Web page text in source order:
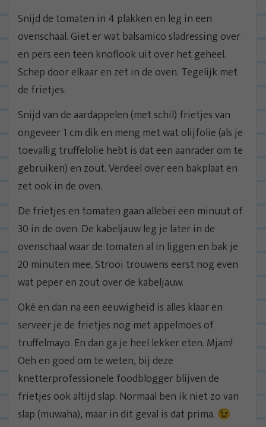
Snijd de tomaten in 4 plakken en leg in een
ovenschaal. Giet er wat balsamico sladressing over
en pers een teen knoflook uit over het geheel.
Schep door elkaar en zet in de oven. Tegelijk met
de frietjes.
Snijd van de aardappelen (met schil) frietjes van
ongeveer 1 cm dik en meng met wat olijfolie (als je
toevallig truffelolie hebt is dat een aanrader om te
gebruiken) en zout. Verdeel over een bakplaat en
zet ook in de oven.
De frietjes en tomaten gaan allebei een minuut of
30 in de oven. De kabeljauw leg je later in de
ovenschaal waar de tomaten al in liggen en bak je
20 minuten mee. Strooi trouwens eerst nog even
wat peper en zout over de kabeljauw.
Oké en dan na een eeuwigheid is alles klaar en
serveer je de frietjes nog met appelmoes of
truffelmayo. En dan ga je heel lekker eten. Mjam!
Oeh en goed om te weten, bij deze
knetterprofessionele foodblogger blijven de
frietjes ook altijd slap. Normaal ben ik niet zo van
slap (muwaha), maar in dit geval is dat prima. 😉